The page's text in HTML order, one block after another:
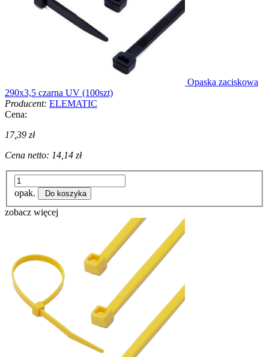
Opaska zaciskowa
290x3,5 czarna UV (100szt)
Producent: ELEMATIC
Cena:
17,39 zł
Cena netto: 14,14 zł
opak. Do koszyka
zobacz więcej